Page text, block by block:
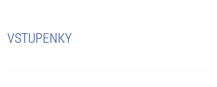
VSTUPENKY